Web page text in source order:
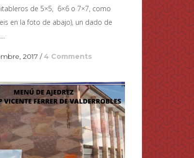
de 5×5, 6×6 o 7×7, como
en la foto de abajo), un dado de
2017 /4 Comments